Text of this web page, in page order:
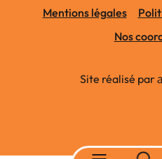
Mentions légales
Nos
Site réalisé par